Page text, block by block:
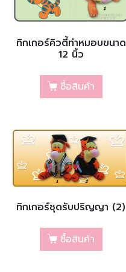
ทิกเกอร์คิวตี้ท่าหมอบขนาด
12 นิ้ว
ซื้อสินค้า
ทิกเกอร์ชุดรับปริญญา (2)
ซื้อสินค้า